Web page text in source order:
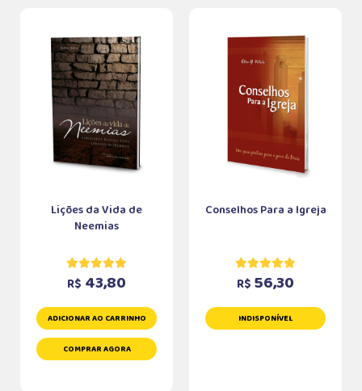
Lições da Vida de
Neemias
R$ 43,80
ADICIONAR AO CARRINHO
COMPRAR AGORA
Conselhos Para a Igreja
R$ 56,30
INDISPONÍVEL